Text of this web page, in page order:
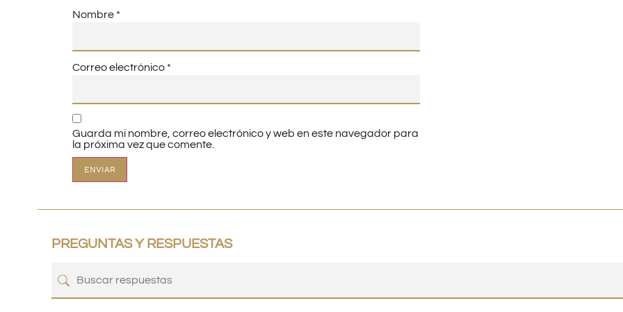
Nombre *
Correo electrónico *
Guarda mi nombre, correo electrónico y web en este navegador para
la próxima vez que comente.
PREGUNTAS Y RESPUESTAS